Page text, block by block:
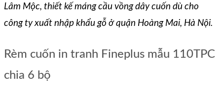
Lâm Mộc, thiết kế máng cầu vồng dây cuốn dù cho
công ty xuất nhập khẩu gỗ ở quận Hoàng Mai, Hà Nội.
Rèm cuốn in tranh Fineplus mẫu 110TPC
chia 6 bộ